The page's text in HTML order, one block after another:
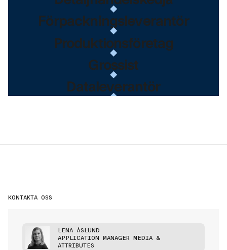
Förpackningsleverantör
Produktionsföretag
Grossist
Dataleverantör
Detaljhandelskedja
KONTAKTA OSS
LENA ÅSLUND
APPLICATION MANAGER MEDIA &
ATTRIBUTES